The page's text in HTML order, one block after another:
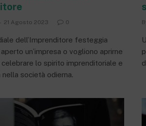
21 Agosto 2023 0
dell’Imprenditore festeggia
un’impresa o vogliono aprirne
celebrare lo spirito imprenditoriale e
nella società odierna.